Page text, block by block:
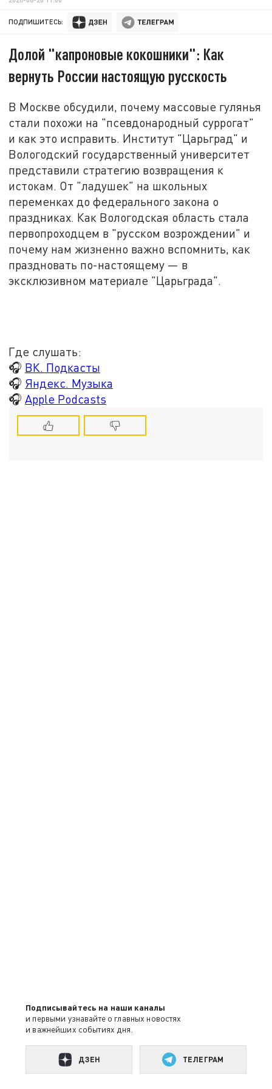
ПОДПИШИТЕСЬ:
Долой "капроновые кокошники": Как
вернуть России настоящую русскость
В Москве обсудили, почему массовые гулянья
стали похожи на "псевдонародный суррогат"
и как это исправить. Институт "Царьград" и
Вологодский государственный университет
представили стратегию возвращения к
истокам. От "ладушек" на школьных
переменках до федерального закона о
праздниках. Как Вологодская область стала
первопроходцем в "русском возрождении" и
почему нам жизненно важно вспомнить, как
праздновать по-настоящему — в
эксклюзивном материале "Царьграда".
Где слушать:
🎧 ВК. Подкасты
🎧 Яндекс. Музыка
🎧Apple Podcasts
Подписывайтесь на наши каналы
и первыми узнавайте о главных новостях
и важнейших событиях дня.
ДЗЕН ТЕЛЕГРАМ